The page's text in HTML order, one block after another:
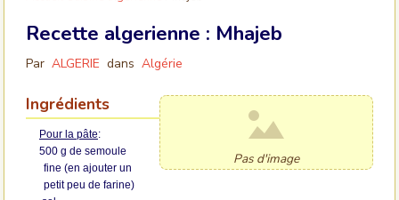
Recette algerienne : Mhajeb
Par ALGERIE dans Algérie
Pas d'image
Ingrédients
Pour la pâte:
500 g de semoule
fine (en ajouter un
petit peu de farine)